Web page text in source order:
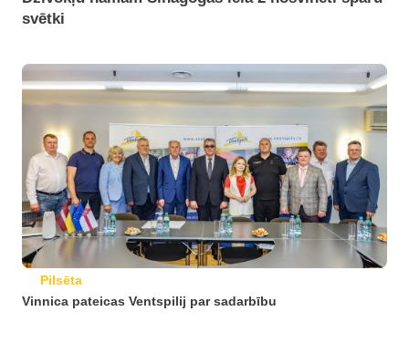
svētki
Pilsēta
Vinnica pateicas Ventspilij par sadarbību